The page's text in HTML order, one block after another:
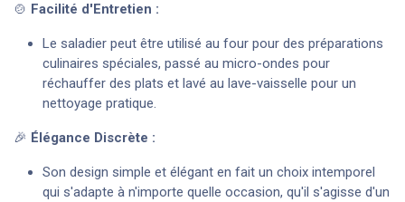
🍲 Facilité d'Entretien :
Le saladier peut être utilisé au four pour des préparations
culinaires spéciales, passé au micro-ondes pour
réchauffer des plats et lavé au lave-vaisselle pour un
nettoyage pratique.
🎉 Élégance Discrète :
Son design simple et élégant en fait un choix intemporel
qui s'adapte à n'importe quelle occasion, qu'il s'agisse d'un